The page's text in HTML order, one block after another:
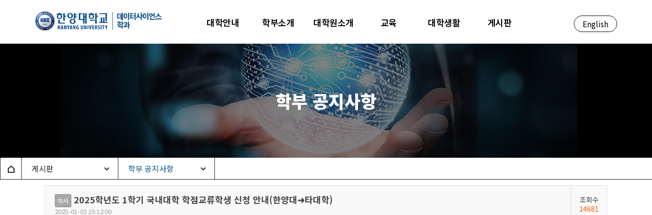
한양대학교
대학안내 학부소개 대학원소개 교육 대학생활 게시판 English
학부 공지사항
Home 게시판 학부 공지사항
학사 2025학년도 1학기 국내대학 학점교류학생 신청 안내(한양대➜타대학)
2025-01-03 15:12:00
조회수
14681